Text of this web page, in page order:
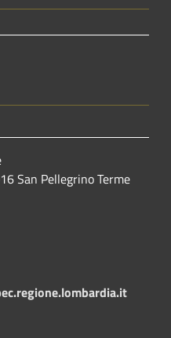
San Pellegrino Terme